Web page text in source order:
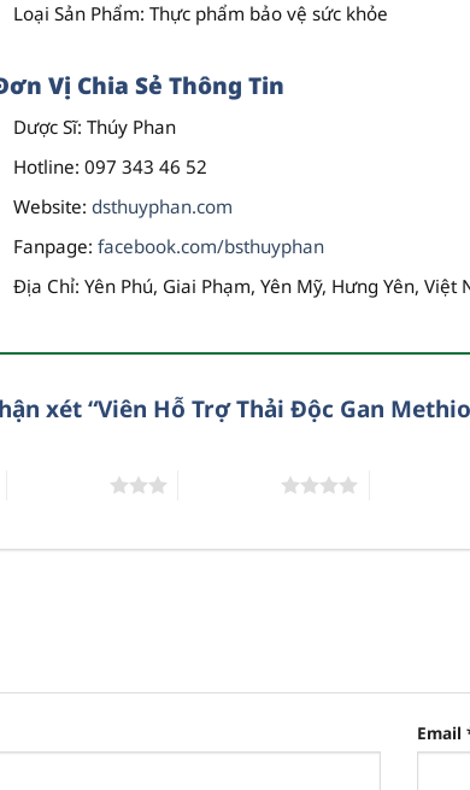
Loại Sản Phẩm: Thực phẩm bảo vệ sức khỏe
Vị Chia Sẻ Thông Tin
Dược Sĩ: Thúy Phan
Hotline: 097 343 46 52
Website: dsthuyphan.com
Fanpage: facebook.com/bsthuyphan
Địa Chỉ: Yên Phú, Giai Phạm, Yên Mỹ, Hưng Yên, Việt
xét “Viên Hỗ Trợ Thải Độc Gan
Email